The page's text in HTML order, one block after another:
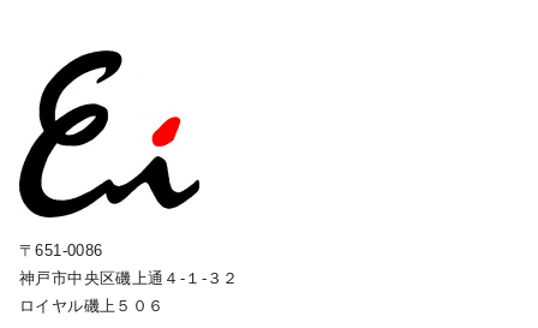
〒651-0086
神戸市中央区磯上通４-１-３２
ロイヤル磯上５０６